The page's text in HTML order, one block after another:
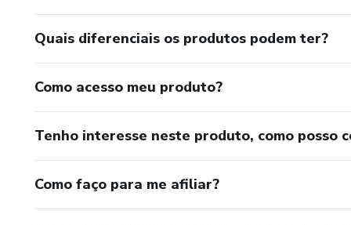
Quais diferenciais os produtos podem ter?
Como acesso meu produto?
Tenho interesse neste produto, como posso
Como faço para me afiliar?